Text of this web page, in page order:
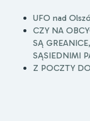
UFO nad
CZY NA
SĄ
SĄSIEDNIMI
Z POCZTY